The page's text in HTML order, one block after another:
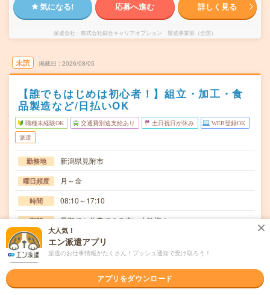
気になる! 応募へ進む 詳しく見る
派遣会社 株式会社綜合キャリアオプション 製造事業部（全国）
未読 掲載日 2026/08/05
【誰でもはじめは初心者！】組立・加工・食
品製造など/日払いOK
職種未経験OK 交通費別途支給あり 土日祝日が休み WEB登録OK
派遣
勤務地 新潟県見附市
曜日頻度 月～金
時間 08:10～17:10
期間 長期でお仕事できる方、大歓迎！
時給 時給1200円
交通費
交通費規定内支給
仕事内容 基板の検査、組立業務です。検査は検査機にセットしてボ
大人気！
エン派遣アプリ
派遣のお仕事情報がたくさん！プッシュ通知で受け取ろう！
アプリをダウンロード